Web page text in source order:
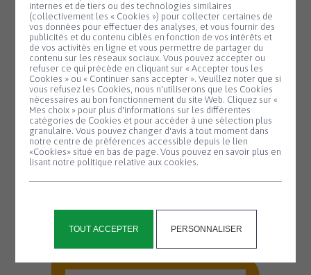
Panneau de gestion des cookies
internes et de tiers ou des technologies similaires
(collectivement les « Cookies ») pour collecter certaines de
vos données pour effectuer des analyses, et vous fournir des
publicités et du contenu ciblés en fonction de vos intérêts et
de vos activités en ligne et vous permettre de partager du
contenu sur les réseaux sociaux. Vous pouvez accepter ou
refuser ce qui précède en cliquant sur « Accepter tous les
Cookies » ou « Continuer sans accepter ». Veuillez noter que si
vous refusez les Cookies, nous n'utiliserons que les Cookies
nécessaires au bon fonctionnement du site Web. Cliquez sur «
Mes choix » pour plus d'informations sur les différentes
catégories de Cookies et pour accéder à une sélection plus
granulaire. Vous pouvez changer d'avis à tout moment dans
notre centre de préférences accessible depuis le lien
«Cookies» situé en bas de page. Vous pouvez en savoir plus en
lisant notre politique relative aux cookies.
TOUT ACCEPTER PERSONNALISER
modernisation et de rénovation de
la voirie
14. Renouvellement de l’adhésion de la
Commune de STLE au groupement d’achat
électricité 2026-28 proposé par le SDEF
15. Identification des zones d’accélération
des énergies renouvelables
16. Questions diverses